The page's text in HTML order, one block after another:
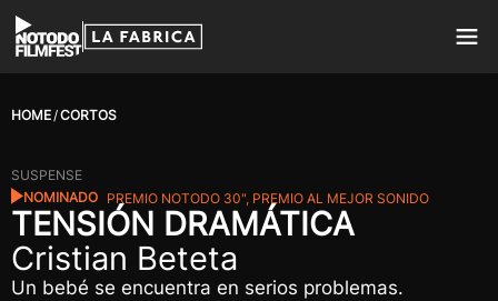
HOME CORTOS
SUSPENSE
NOMINADO PREMIO NOTODO 30", PREMIO AL MEJOR SONIDO
TENSIÓN DRAMÁTICA
Cristian Beteta
Un bebé se encuentra en serios problemas.